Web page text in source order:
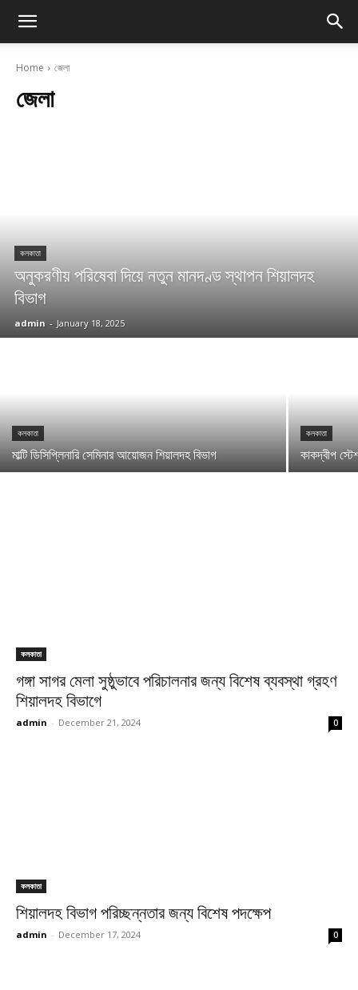
Home জেলা
জেলা
কলকাতা
অনুকরণীয় পরিষেবা দিয়ে নতুন মানদণ্ড স্থাপন শিয়ালদহ
বিভাগ
admin - January 18, 2025
কলকাতা
মাল্টি ডিসিপ্লিনারি সেমিনার আয়োজন শিয়ালদহ বিভাগ
কলকাতা
কাকদ্বীপ
কলকাতা
গঙ্গা সাগর মেলা সুষ্ঠুভাবে পরিচালনার জন্য বিশেষ ব্যবস্থা গ্রহণ
শিয়ালদহ বিভাগে
admin - December 21, 2024 0
কলকাতা
শিয়ালদহ বিভাগ পরিচ্ছন্নতার জন্য বিশেষ পদক্ষেপ
admin - December 17, 2024 0